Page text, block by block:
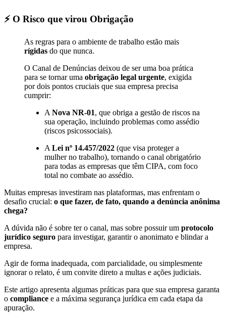
⚡ O Risco que virou Obrigação
As regras para o ambiente de trabalho estão mais
rígidas do que nunca.
O Canal de Denúncias deixou de ser uma boa prática
para se tornar uma obrigação legal urgente, exigida
por dois pontos cruciais que sua empresa precisa
cumprir:
A Nova NR-01, que obriga a gestão de riscos na
sua operação, incluindo problemas como assédio
(riscos psicossociais).
A Lei nº 14.457/2022 (que visa proteger a
mulher no trabalho), tornando o canal obrigatório
para todas as empresas que têm CIPA, com foco
total no combate ao assédio.
Muitas empresas investiram nas plataformas, mas enfrentam o
desafio crucial: o que fazer, de fato, quando a denúncia anônima
chega?
A dúvida não é sobre ter o canal, mas sobre possuir um protocolo
jurídico seguro para investigar, garantir o anonimato e blindar a
empresa.
Agir de forma inadequada, com parcialidade, ou simplesmente
ignorar o relato, é um convite direto a multas e ações judiciais.
Este artigo apresenta algumas práticas para que sua empresa garanta
o compliance e a máxima segurança jurídica em cada etapa da
apuração.